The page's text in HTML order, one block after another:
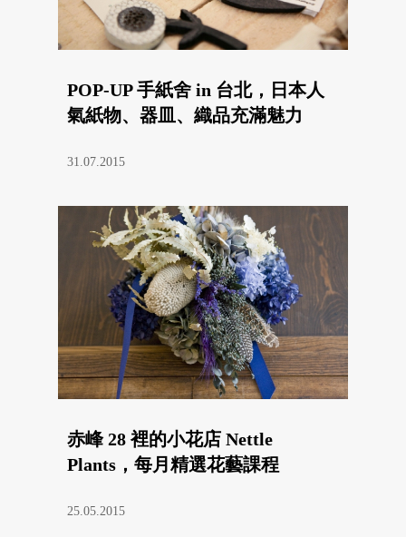
POP-UP 手紙舍 in 台北，日本人
氣紙物、器皿、織品充滿魅力
31.07.2015
赤峰 28 裡的小花店 Nettle
Plants，每月精選花藝課程
25.05.2015